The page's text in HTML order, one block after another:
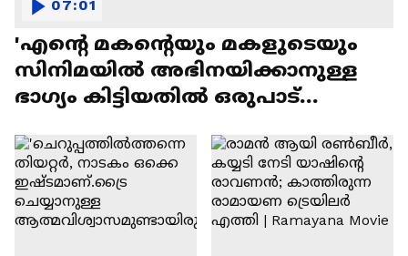
'എന്റെ മകന്റെയും മകളുടെയും
സിനിമയിൽ അഭിനയിക്കാനുള്ള
ഭാഗ്യം കിട്ടിയതിൽ ഒരുപാട്
07:01